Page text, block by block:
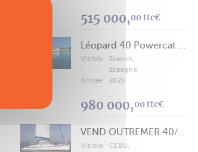
:
515 000,00 ttc€
Léopard 40 Powercat 2025
Visible
:
Estartit,
Espagne
Année
:
2025
980 000,00 ttc€
VEND OUTREMER 40/43 (FREE LANCE)
Visible
CEBU,